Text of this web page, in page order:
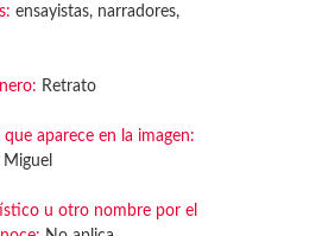
ensayistas, narradores,
Retrato
aparece en la imagen:
u otro nombre por el